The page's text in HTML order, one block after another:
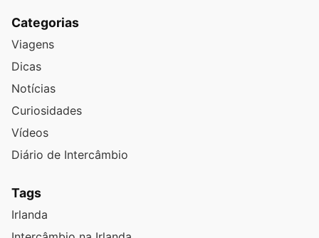
Categorias
Viagens
Dicas
Notícias
Curiosidades
Vídeos
Diário de Intercâmbio
Tags
Irlanda